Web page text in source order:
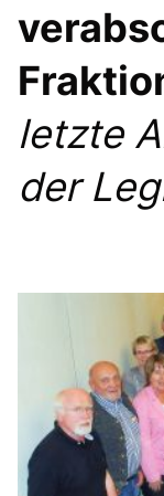
letzte
der